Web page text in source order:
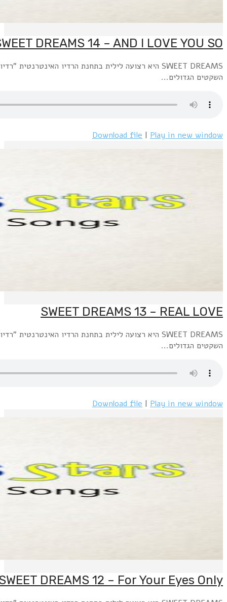
SWEET DREAMS היא רצועה לילית בתחנת הרדיו האינטרנטית "רדיו פלוס" www.radioplus.co.ilראשון + רביעי, חצות עד 6 בבוקר: השירים השקטים הגדולים משנות השבעים.שני+חמישי, חצות עד 6 בבוקר: השירים
SWEET DREAMS היא רצועה לילית בתחנת הרדיו האינטרנטית "רדיו פלוס" www.radioplus.co.ilראשון + רביעי, חצות עד 6 בבוקר: השירים השקטים הגדולים משנות השבעים.שני+חמישי, חצות עד 6 בבוקר: השירים